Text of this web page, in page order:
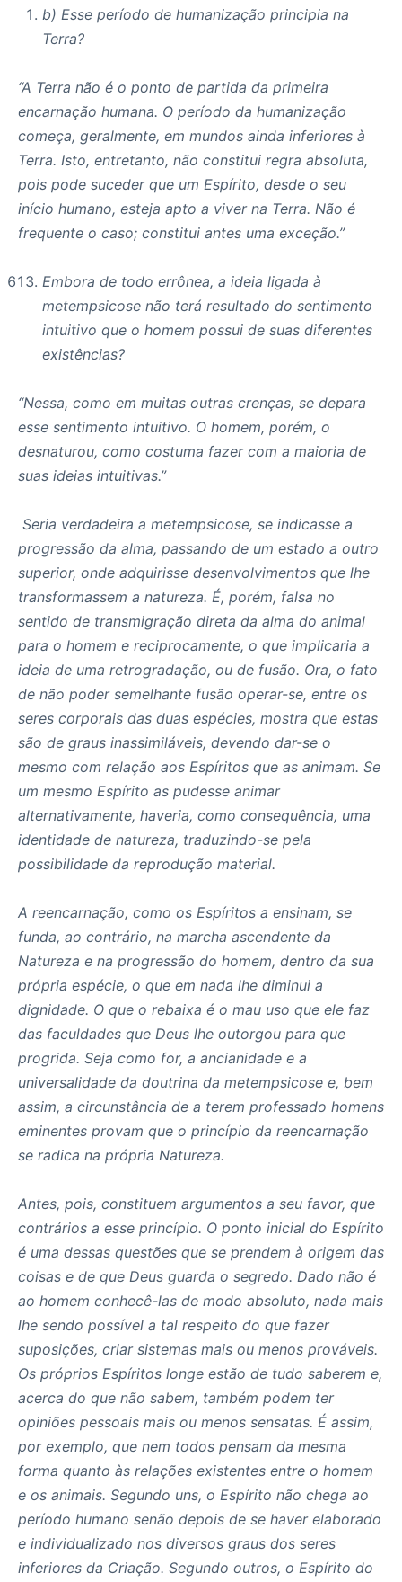
b) Esse período de humanização principia na
Terra?
“A Terra não é o ponto de partida da primeira
encarnação humana. O período da humanização
começa, geralmente, em mundos ainda inferiores à
Terra. Isto, entretanto, não constitui regra absoluta,
pois pode suceder que um Espírito, desde o seu
início humano, esteja apto a viver na Terra. Não é
frequente o caso; constitui antes uma exceção.”
Embora de todo errônea, a ideia ligada à
metempsicose não terá resultado do sentimento
intuitivo que o homem possui de suas diferentes
existências?
“Nessa, como em muitas outras crenças, se depara
esse sentimento intuitivo. O homem, porém, o
desnaturou, como costuma fazer com a maioria de
suas ideias intuitivas.”
Seria verdadeira a metempsicose, se indicasse a
progressão da alma, passando de um estado a outro
superior, onde adquirisse desenvolvimentos que lhe
transformassem a natureza. É, porém, falsa no
sentido de transmigração direta da alma do animal
para o homem e reciprocamente, o que implicaria a
ideia de uma retrogradação, ou de fusão. Ora, o fato
de não poder semelhante fusão operar-se, entre os
seres corporais das duas espécies, mostra que estas
são de graus inassimiláveis, devendo dar-se o
mesmo com relação aos Espíritos que as animam. Se
um mesmo Espírito as pudesse animar
alternativamente, haveria, como consequência, uma
identidade de natureza, traduzindo-se pela
possibilidade da reprodução material.
A reencarnação, como os Espíritos a ensinam, se
funda, ao contrário, na marcha ascendente da
Natureza e na progressão do homem, dentro da sua
própria espécie, o que em nada lhe diminui a
dignidade. O que o rebaixa é o mau uso que ele faz
das faculdades que Deus lhe outorgou para que
progrida. Seja como for, a ancianidade e a
universalidade da doutrina da metempsicose e, bem
assim, a circunstância de a terem professado homens
eminentes provam que o princípio da reencarnação
se radica na própria Natureza.
Antes, pois, constituem argumentos a seu favor, que
contrários a esse princípio. O ponto inicial do Espírito
é uma dessas questões que se prendem à origem das
coisas e de que Deus guarda o segredo. Dado não é
ao homem conhecê-las de modo absoluto, nada mais
lhe sendo possível a tal respeito do que fazer
suposições, criar sistemas mais ou menos prováveis.
Os próprios Espíritos longe estão de tudo saberem e,
acerca do que não sabem, também podem ter
opiniões pessoais mais ou menos sensatas. É assim,
por exemplo, que nem todos pensam da mesma
forma quanto às relações existentes entre o homem
e os animais. Segundo uns, o Espírito não chega ao
período humano senão depois de se haver elaborado
e individualizado nos diversos graus dos seres
inferiores da Criação. Segundo outros, o Espírito do